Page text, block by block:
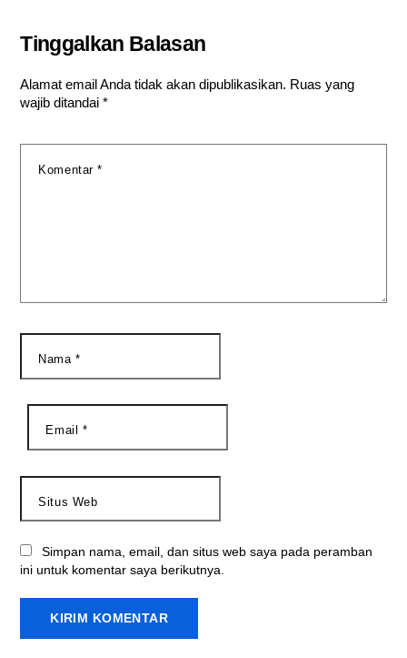
Tinggalkan Balasan
Alamat email Anda tidak akan dipublikasikan. Ruas yang
wajib ditandai*
Komentar*
Nama*
Email *
Situs Web
Simpan nama, email, dan situs web saya pada peramban
ini untuk komentar saya berikutnya.